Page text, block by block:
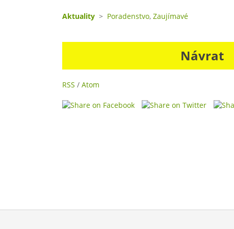
Aktuality > Poradenstvo, Zaujímavé
Návrat
RSS / Atom